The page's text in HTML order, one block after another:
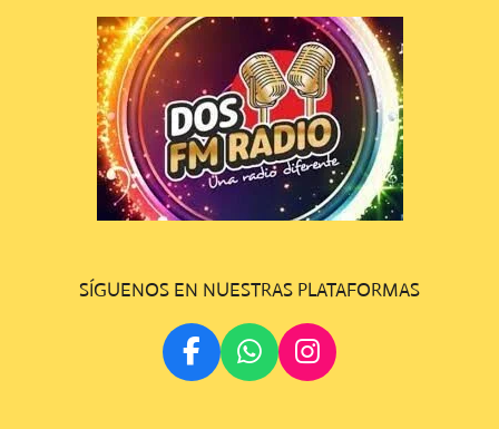
SÍGUENOS EN NUESTRAS PLATAFORMAS
F
A
W
H
I
N